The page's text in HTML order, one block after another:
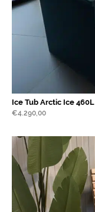
Ice Tub Arctic Ice 460L
€4.290,00